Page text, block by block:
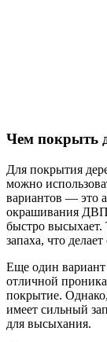
Чем покрыть
Для покрытия
можно
вариантов — это
окрашивания
быстро высыхает.
запаха, что
Еще один вариант
отличной
покрытие. Однако,
имеет сильный
для высыхания.